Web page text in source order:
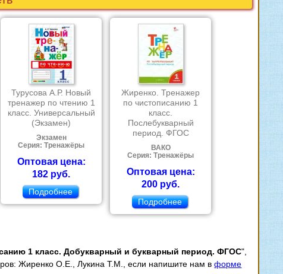
Турусова А.Р. Новый
тренажер по чтению 1
класс. Универсальный
(Экзамен)
Экзамен
Серия: Тренажёры
Оптовая цена:
182 руб.
Подробнее
Жиренко. Тренажер
по чистописанию 1
класс.
Послебукварный
период. ФГОС
ВАКО
Серия: Тренажёры
Оптовая цена:
200 руб.
Подробнее
1 класс. Добукварный и букварный период. ФГОС",
Жиренко О.Е., Лукина Т.М., если напишите нам вформе